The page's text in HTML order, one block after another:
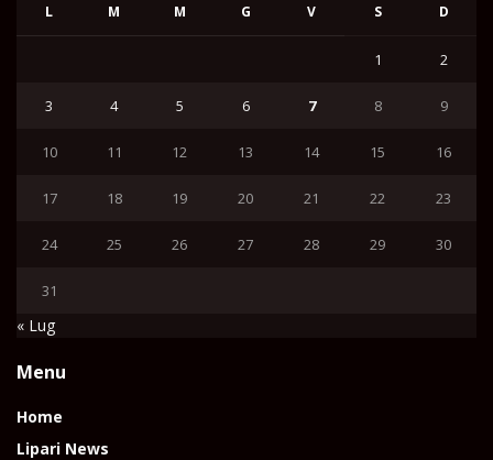
L M M G V S D
1 2
3 4 5 6 7 8 9
10 11 12 13 14 15 16
17 18 19 20 21 22 23
24 25 26 27 28 29 30
31
« Lug
Menu
Home
Lipari News